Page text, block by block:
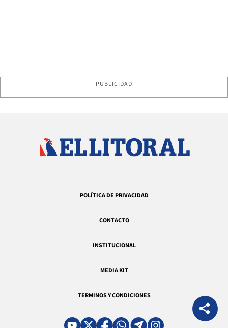
PUBLICIDAD
POLÍTICA DE PRIVACIDAD
CONTACTO
INSTITUCIONAL
MEDIA KIT
TERMINOS Y CONDICIONES